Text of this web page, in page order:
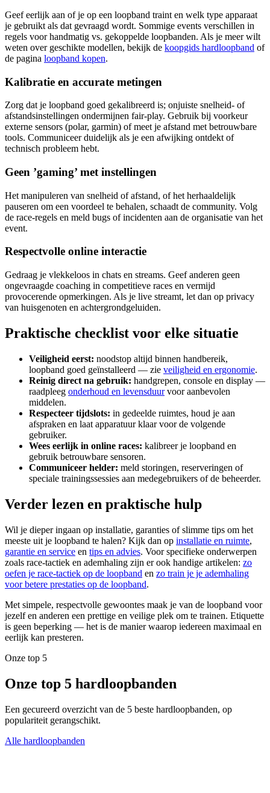
Geef eerlijk aan of je op een loopband traint en welk type apparaat
je gebruikt als dat gevraagd wordt. Sommige events verschillen in
regels voor handmatig vs. gekoppelde loopbanden. Als je meer wilt
weten over geschikte modellen, bekijk de koopgids hardloopband of
de pagina loopband kopen.
Kalibratie en accurate metingen
Zorg dat je loopband goed gekalibreerd is; onjuiste snelheid- of
afstandsinstellingen ondermijnen fair-play. Gebruik bij voorkeur
externe sensors (polar, garmin) of meet je afstand met betrouwbare
tools. Communiceer duidelijk als je een afwijking ontdekt of
technisch probleem hebt.
Geen ’gaming’ met instellingen
Het manipuleren van snelheid of afstand, of het herhaaldelijk
pauseren om een voordeel te behalen, schaadt de community. Volg
de race-regels en meld bugs of incidenten aan de organisatie van het
event.
Respectvolle online interactie
Gedraag je vlekkeloos in chats en streams. Geef anderen geen
ongevraagde coaching in competitieve races en vermijd
provocerende opmerkingen. Als je live streamt, let dan op privacy
van huisgenoten en achtergrondgeluiden.
Praktische checklist voor elke situatie
Veiligheid eerst: noodstop altijd binnen handbereik,
loopband goed geïnstalleerd — zie veiligheid en ergonomie.
Reinig direct na gebruik: handgrepen, console en display —
raadpleeg onderhoud en levensduurvoor aanbevolen
middelen.
Respecteer tijdslots: in gedeelde ruimtes, houd je aan
afspraken en laat apparatuur klaar voor de volgende
gebruiker.
Wees eerlijk in online races: kalibreer je loopband en
gebruik betrouwbare sensoren.
Communiceer helder: meld storingen, reserveringen of
speciale trainingssessies aan medegebruikers of de beheerder.
Verder lezen en praktische hulp
Wil je dieper ingaan op installatie, garanties of slimme tips om het
meeste uit je loopband te halen? Kijk dan op installatie en ruimte,
garantie en service en tips en advies. Voor specifieke onderwerpen
zoals race-tactiek en ademhaling zijn er ook handige artikelen: zo
oefen je race-tactiek op de loopband en zo train je je ademhaling
voor betere prestaties op de loopband.
Met simpele, respectvolle gewoontes maak je van de loopband voor
jezelf en anderen een prettige en veilige plek om te trainen. Etiquette
is geen beperking — het is de manier waarop iedereen maximaal en
eerlijk kan presteren.
Onze top 5
Onze top 5 hardloopbanden
Een gecureerd overzicht van de 5 beste hardloopbanden, op
populariteit gerangschikt.
Alle hardloopbanden